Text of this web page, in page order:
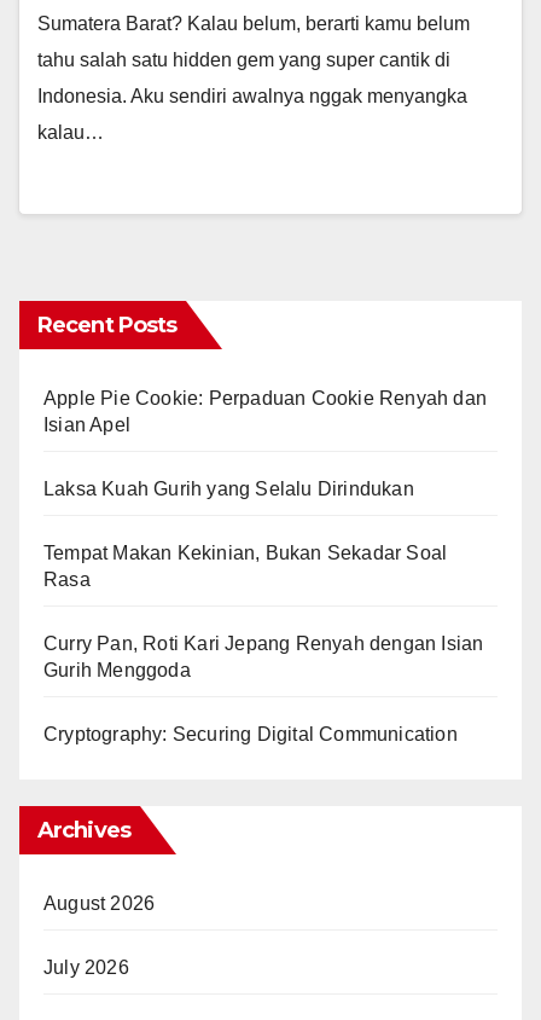
Sumatera Barat? Kalau belum, berarti kamu belum
tahu salah satu hidden gem yang super cantik di
Indonesia. Aku sendiri awalnya nggak menyangka
kalau…
Recent Posts
Apple Pie Cookie: Perpaduan Cookie Renyah dan
Isian Apel
Laksa Kuah Gurih yang Selalu Dirindukan
Tempat Makan Kekinian, Bukan Sekadar Soal
Rasa
Curry Pan, Roti Kari Jepang Renyah dengan Isian
Gurih Menggoda
Cryptography: Securing Digital Communication
Archives
August 2026
July 2026